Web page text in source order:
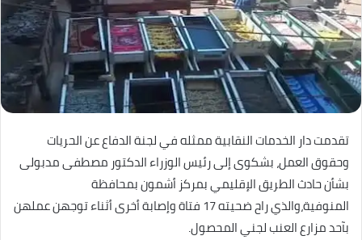
تقدمت دار الخدمات النقابية ممثله في لجنة الدفاع عن الحريات
وحقوق العمل، بشكوى إلى رئيس الوزراء الدكتور مصطفى مدبولى
بشأن حادث الطريق الإقليمي بمركز أشمون بمحافظة
المنوفية،والذي راح ضحيته 17 فتاة وإصابة أخرى أثناء توجهن عملهن
بآحد مزارع العنب لجني المحصول.